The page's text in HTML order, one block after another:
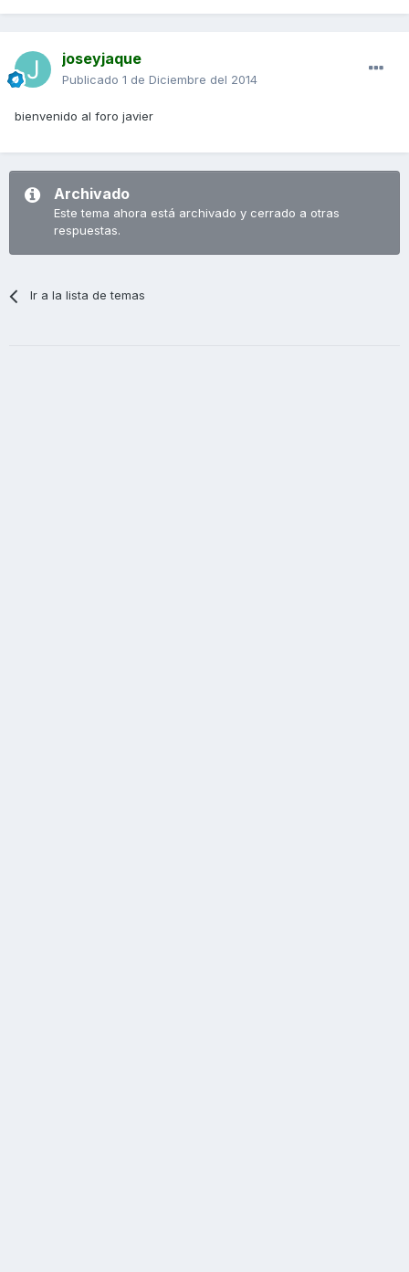
joseyjaque
Publicado 1 de Diciembre del 2014
bienvenido al foro javier
Archivado
Este tema ahora está archivado y cerrado a otras
respuestas.
Ir a la lista de temas